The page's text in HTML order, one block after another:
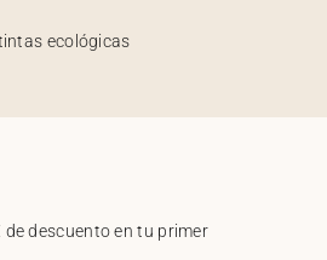
ecológicas
descuento en tu primer